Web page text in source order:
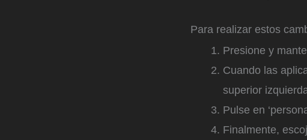
Para realizar estos
Presione y
Cuando las
superior
Pulse en
Finalmente,